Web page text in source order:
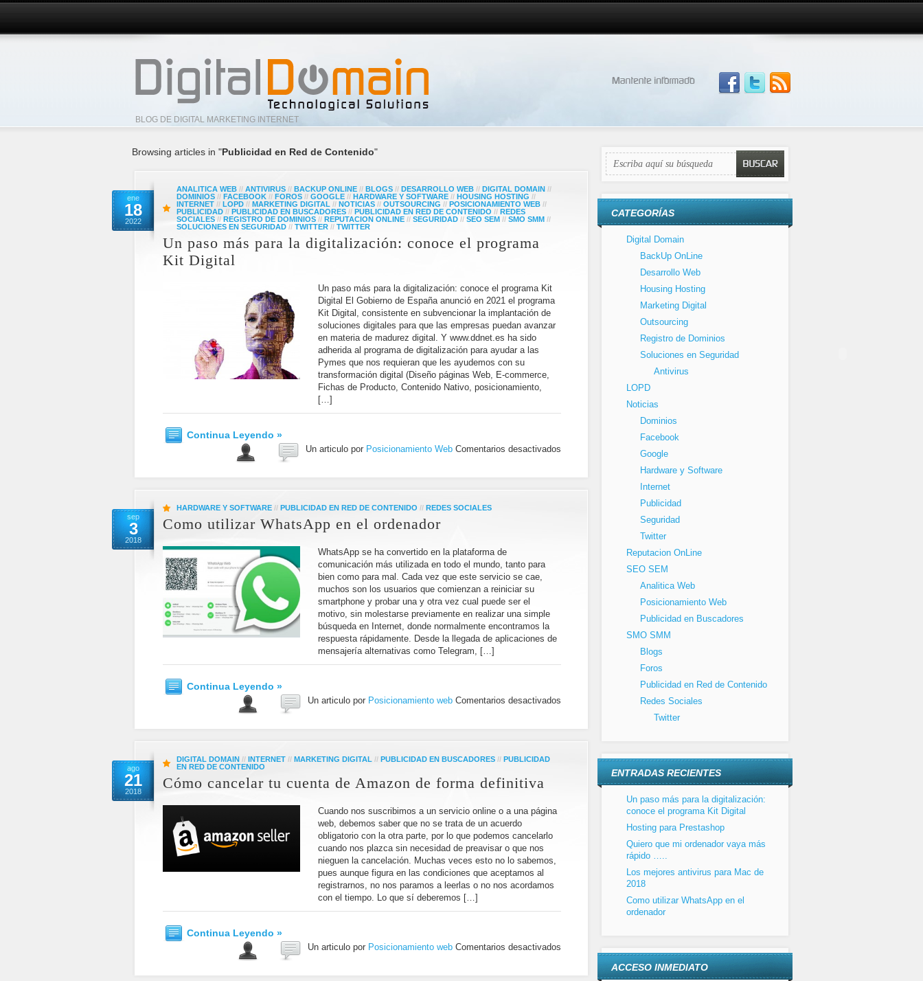
BLOG DE DIGITAL MARKETING INTERNET
Browsing articles in "Publicidad en Red de Contenido"
ene
18
2022
ANALITICA WEB // ANTIVIRUS // BACKUP ONLINE // BLOGS // DESARROLLO WEB // DIGITAL DOMAIN //
DOMINIOS // FACEBOOK // FOROS // GOOGLE // HARDWARE Y SOFTWARE // HOUSING HOSTING //
INTERNET // LOPD // MARKETING DIGITAL // NOTICIAS // OUTSOURCING // POSICIONAMIENTO WEB //
PUBLICIDAD // PUBLICIDAD EN BUSCADORES // PUBLICIDAD EN RED DE CONTENIDO // REDES
SOCIALES // REGISTRO DE DOMINIOS // REPUTACION ONLINE // SEGURIDAD // SEO SEM // SMO SMM //
SOLUCIONES EN SEGURIDAD // TWITTER // TWITTER
Un paso más para la digitalización: conoce el programa
Kit Digital
Un paso más para la digitalización: conoce el programa Kit
Digital El Gobierno de España anunció en 2021 el programa
Kit Digital, consistente en subvencionar la implantación de
soluciones digitales para que las empresas puedan avanzar
en materia de madurez digital. Y www.ddnet.es ha sido
adherida al programa de digitalización para ayudar a las
Pymes que nos requieran que les ayudemos con su
transformación digital (Diseño páginas Web, E-commerce,
Fichas de Producto, Contenido Nativo, posicionamiento,
[…]
Continua Leyendo »
Un articulo por Posicionamiento Web Comentarios desactivados
sep
3
2018
HARDWARE Y SOFTWARE // PUBLICIDAD EN RED DE CONTENIDO // REDES SOCIALES
Como utilizar WhatsApp en el ordenador
WhatsApp se ha convertido en la plataforma de
comunicación más utilizada en todo el mundo, tanto para
bien como para mal. Cada vez que este servicio se cae,
muchos son los usuarios que comienzan a reiniciar su
smartphone y probar una y otra vez cual puede ser el
motivo, sin molestarse previamente en realizar una simple
búsqueda en Internet, donde normalmente encontramos la
respuesta rápidamente. Desde la llegada de aplicaciones de
mensajería alternativas como Telegram, […]
Continua Leyendo »
Un articulo por Posicionamiento web Comentarios desactivados
ago
21
2018
DIGITAL DOMAIN // INTERNET // MARKETING DIGITAL // PUBLICIDAD EN BUSCADORES // PUBLICIDAD
EN RED DE CONTENIDO
Cómo cancelar tu cuenta de Amazon de forma definitiva
Cuando nos suscribimos a un servicio online o a una página
web, debemos saber que no se trata de un acuerdo
obligatorio con la otra parte, por lo que podemos cancelarlo
cuando nos plazca sin necesidad de preavisar o que nos
nieguen la cancelación. Muchas veces esto no lo sabemos,
pues aunque figura en las condiciones que aceptamos al
registrarnos, no nos paramos a leerlas o no nos acordamos
con el tiempo. Lo que sí deberemos […]
Continua Leyendo »
Un articulo por Posicionamiento web Comentarios desactivados
CATEGORÍAS
Digital Domain
BackUp OnLine
Desarrollo Web
Housing Hosting
Marketing Digital
Outsourcing
Registro de Dominios
Soluciones en Seguridad
Antivirus
LOPD
Noticias
Dominios
Facebook
Google
Hardware y Software
Internet
Publicidad
Seguridad
Twitter
Reputacion OnLine
SEO SEM
Analitica Web
Posicionamiento Web
Publicidad en Buscadores
SMO SMM
Blogs
Foros
Publicidad en Red de Contenido
Redes Sociales
Twitter
ENTRADAS RECIENTES
Un paso más para la digitalización:
conoce el programa Kit Digital
Hosting para Prestashop
Quiero que mi ordenador vaya más
rápido …..
Los mejores antivirus para Mac de
2018
Como utilizar WhatsApp en el
ordenador
ACCESO INMEDIATO